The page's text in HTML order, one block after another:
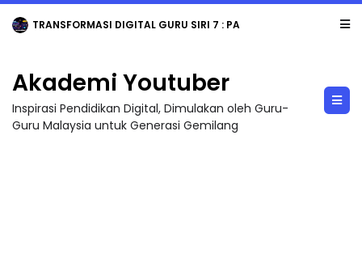
TRANSFORMASI DIGITAL GURU SIRI 7 : PAHLAWAN DIGITAL PENYELAMAT DUNIA
Akademi Youtuber
Inspirasi Pendidikan Digital, Dimulakan oleh Guru-
Guru Malaysia untuk Generasi Gemilang